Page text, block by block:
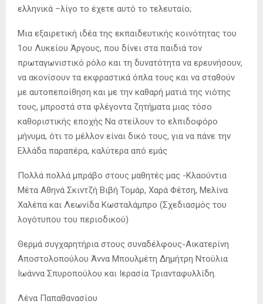
ελληνικά –λίγο το έχετε αυτό το τελευταίο;
Μια εξαιρετική ιδέα της εκπαιδευτικής κοινότητας του
1ου Λυκείου Άργους, που δίνει στα παιδιά τον
πρωταγωνιστικό ρόλο και τη δυνατότητα να ερευνήσουν,
να ακονίσουν τα εκφραστικά όπλα τους και να σταθούν
με αυτοπεποίθηση και με την καθαρή ματιά της νιότης
τους, μπροστά στα φλέγοντα ζητήματα μιας τόσο
καθοριστικής εποχής Να στείλουν το ελπιδοφόρο
μήνυμα, ότι το μέλλον είναι δικό τους, για να πάνε την
Ελλάδα παραπέρα, καλύτερα από εμάς
Πολλά πολλά μπράβο στους μαθητές μας -Κλαούντια
Μέτα Αθηνά Σκιντζή Βιβή Τομάρ, Χαρά Φέτση, Μελίνα
Χαλέπα και Λεωνίδα Κωσταλάμπρο (Σχεδιασμός του
λογότυπου του περιοδικού)
Θερμά συγχαρητήρια στους συναδέλφους-Αικατερίνη
Αποστολοπούλου Άννα Μπουλμέτη Δημήτρη Ντούλια
Ιωάννα Σπυροπούλου και Ιερασία Τριανταφυλλίδη.
Λένα Παπαθανασίου